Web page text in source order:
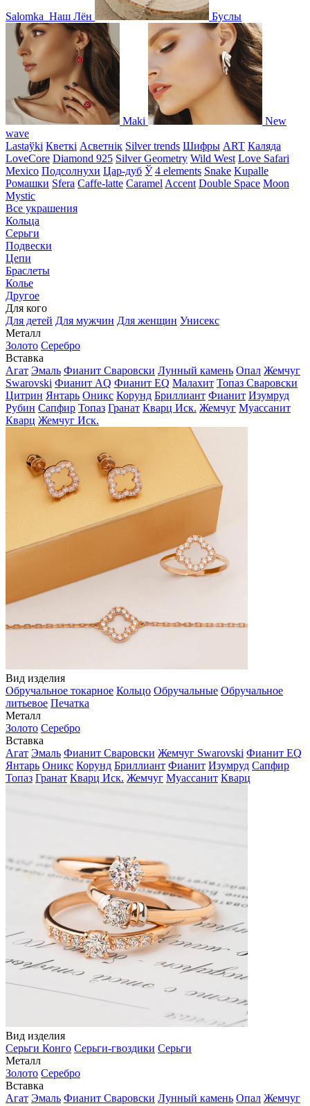
Salomka Наш Лён Буслы
Maki
New
wave
Lastaўki Кветкі Асветнiк Silver trends Шифры ART Каляда
LoveCore Diamond 925 Silver Geometry Wild West Love Safari
Mexico Подсолнухи Цар-дуб Ў 4 elements Snake Kupalle
Ромашки Sfera Caffe-latte Caramel Accent Double Space Moon
Mystic
Все украшения
Кольца
Серьги
Подвески
Цепи
Браслеты
Колье
Другое
Для кого
Для детей Для мужчин Для женщин Унисекс
Металл
Золото Серебро
Вставка
Агат Эмаль Фианит Сваровски Лунный камень Опал Жемчуг
Swarovski Фианит AQ Фианит EQ Малахит Топаз Сваровски
Цитрин Янтарь Оникс Корунд Бриллиант Фианит Изумруд
Рубин Сапфир Топаз Гранат Кварц Иск. Жемчуг Муассанит
Кварц Жемчуг Иск.
Вид изделия
Обручальное токарное Кольцо Обручальные Обручальное
литьевое Печатка
Металл
Золото Серебро
Вставка
Агат Эмаль Фианит Сваровски Жемчуг Swarovski Фианит EQ
Янтарь Оникс Корунд Бриллиант Фианит Изумруд Сапфир
Топаз Гранат Кварц Иск. Жемчуг Муассанит Кварц
Вид изделия
Серьги Конго Серьги-гвоздики Серьги
Металл
Золото Серебро
Вставка
Агат Эмаль Фианит Сваровски Лунный камень Опал Жемчуг